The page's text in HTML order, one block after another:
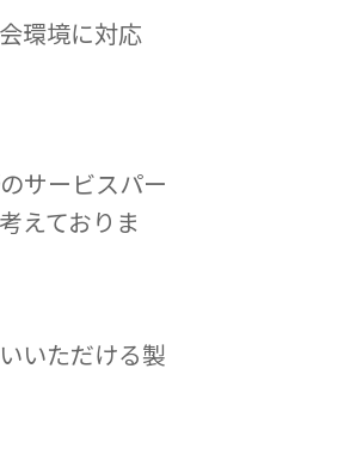
環境に対応
サービスパー
えておりま
いただける製